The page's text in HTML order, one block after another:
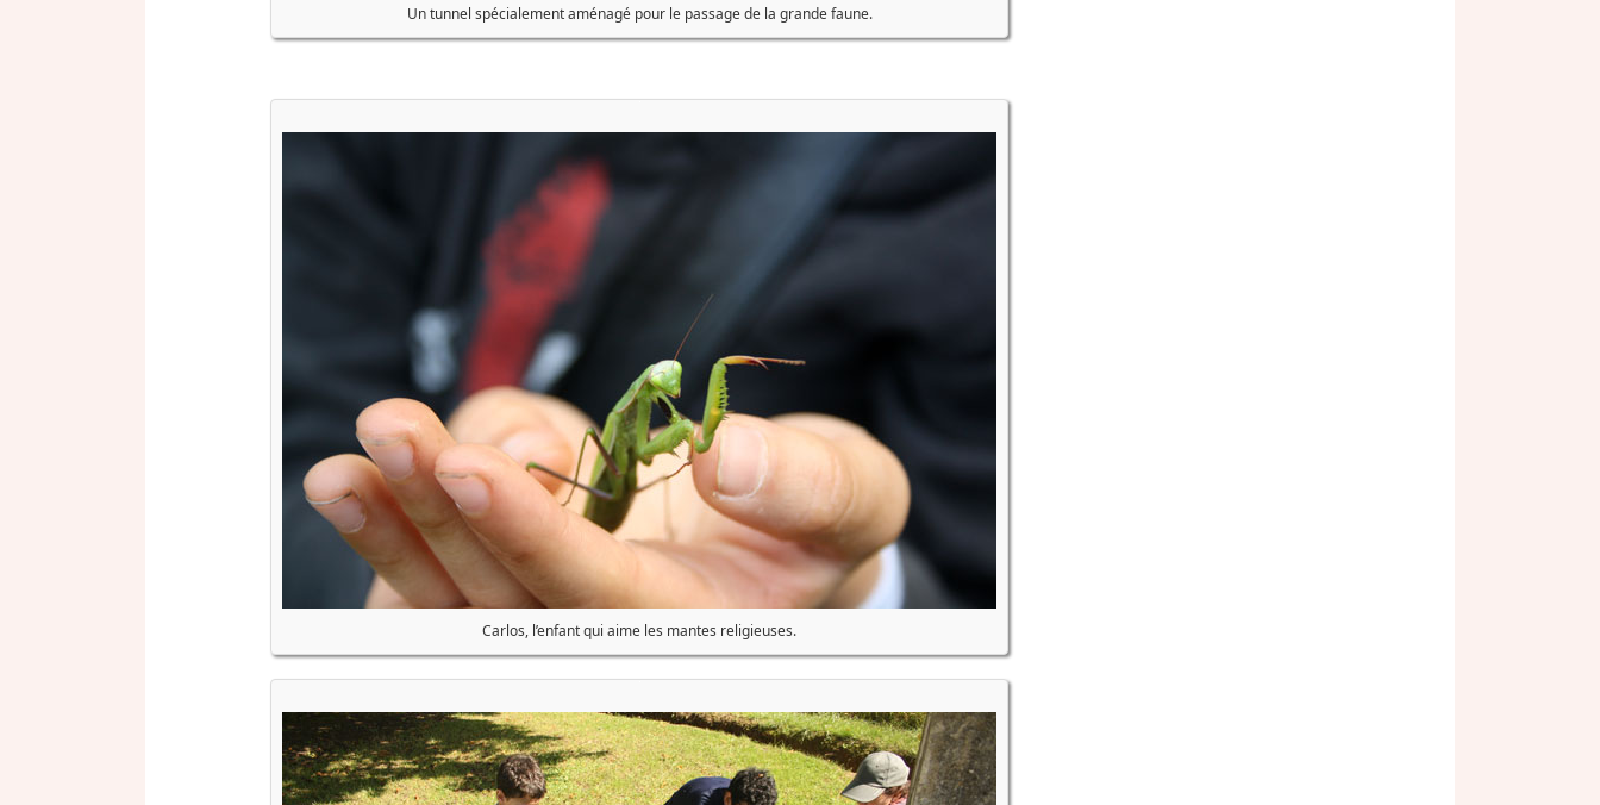
Un tunnel spécialement aménagé pour le passage de la grande faune.
Carlos, l’enfant qui aime les mantes religieuses.